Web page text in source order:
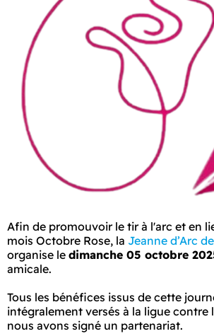
Afin de promouvoir le tir à l'arc et en
mois Octobre Rose, la Jeanne d’Arc
organise le dimanche 05 octobre
amicale.
Tous les bénéfices issus de cette
intégralement versés à la ligue contre
nous avons signé un partenariat.